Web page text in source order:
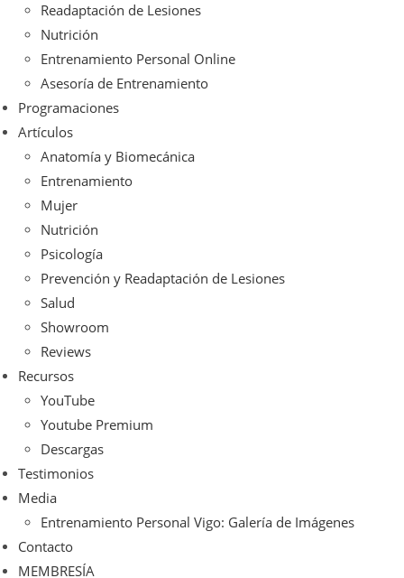
Readaptación de Lesiones
Nutrición
Entrenamiento Personal Online
Asesoría de Entrenamiento
Programaciones
Artículos
Anatomía y Biomecánica
Entrenamiento
Mujer
Nutrición
Psicología
Prevención y Readaptación de Lesiones
Salud
Showroom
Reviews
Recursos
YouTube
Youtube Premium
Descargas
Testimonios
Media
Entrenamiento Personal Vigo: Galería de Imágenes
Contacto
MEMBRESÍA